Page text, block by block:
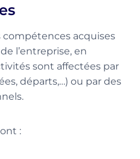
compétences acquises
l’entreprise, en
sont affectées par
départs,…) ou par des
: